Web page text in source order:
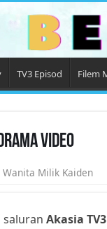
TV3 Episod Filem
Video
Wanita Milik Kaiden
saluran Akasia TV3